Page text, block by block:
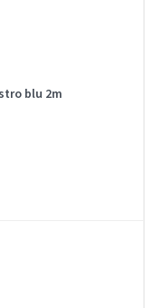
blu 2m